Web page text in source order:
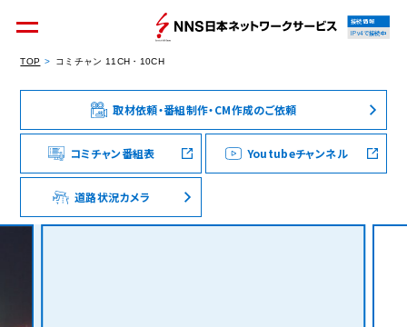
個人のお客様 集合住宅オーナーの方
法人のお客様 料金シミュレーション
接続情報
IPv4で接続中
TOP コミチャン 11CH・10CH
取材依頼・番組制作・CM作成のご依頼
コミチャン番組表 Youtubeチャンネル
道路状況カメラ